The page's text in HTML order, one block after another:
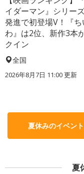
イダーマン』シリー
発進で初登場V！『
わ』は2位、新作3本
クイン
全国
2026年8月7日 11:00更新
夏休みのイベン
夏